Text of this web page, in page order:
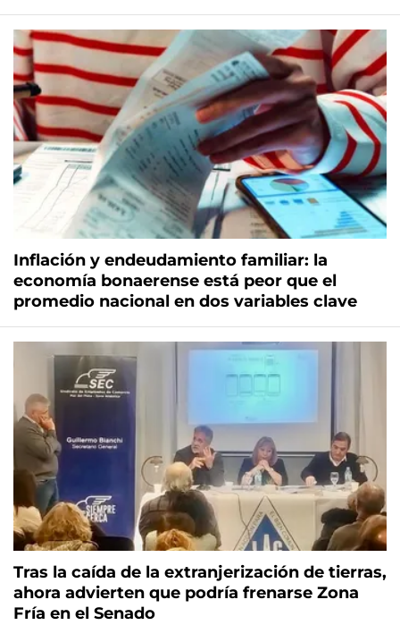
Inflación y endeudamiento familiar: la
economía bonaerense está peor que el
promedio nacional en dos variables clave
Tras la caída de la extranjerización de tierras,
ahora advierten que podría frenarse Zona
Fría en el Senado